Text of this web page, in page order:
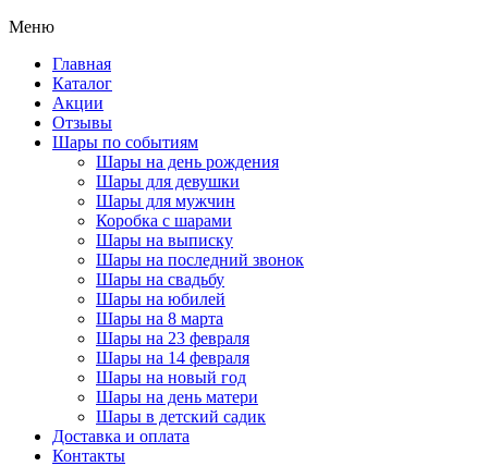
Меню
Главная
Каталог
Акции
Отзывы
Шары по событиям
Шары на день рождения
Шары для девушки
Шары для мужчин
Коробка с шарами
Шары на выписку
Шары на последний звонок
Шары на свадьбу
Шары на юбилей
Шары на 8 марта
Шары на 23 февраля
Шары на 14 февраля
Шары на новый год
Шары на день матери
Шары в детский садик
Доставка и оплата
Контакты